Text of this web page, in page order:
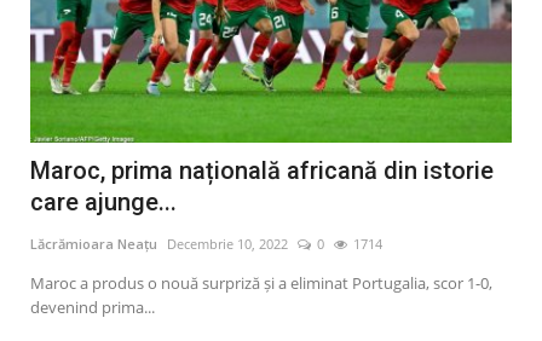
Maroc, prima națională africană din istorie
care ajunge...
Lăcrămioara Neațu Decembrie 10, 2022 0 1714
Maroc a produs o nouă surpriză și a eliminat Portugalia, scor 1-0,
devenind prima...